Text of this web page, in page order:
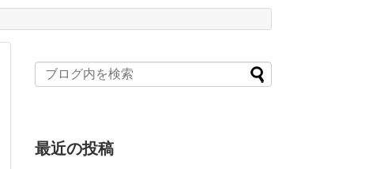
最近の投稿